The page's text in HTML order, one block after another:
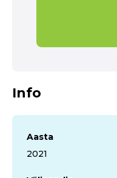
Info
Aasta
2021